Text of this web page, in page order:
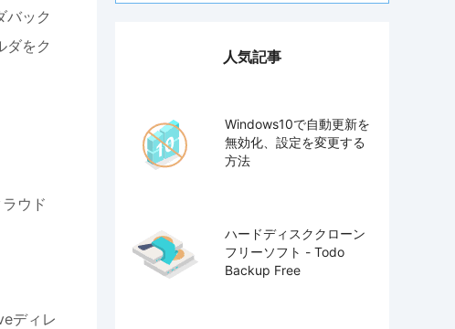
バック
ダをク
ウド
ディレ
人気記事
Windows10で自動更新を
無効化、設定を変更する
方法
ハードディスククローン
フリーソフト - Todo
Backup Free